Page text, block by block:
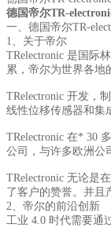
德国帝尔TR-
一、德国帝尔TR-
1、关于帝尔
TRelectronic 是国际
累，帝尔为世界各地
TRelectronic 开发，
线性位移传感器和集
TRelectronic 在* 30
公司，与许多欧洲公
TRelectronic 无论是
了客户的赞誉。并且
2、帝尔的前沿创新
工业 4.0 时代需要通